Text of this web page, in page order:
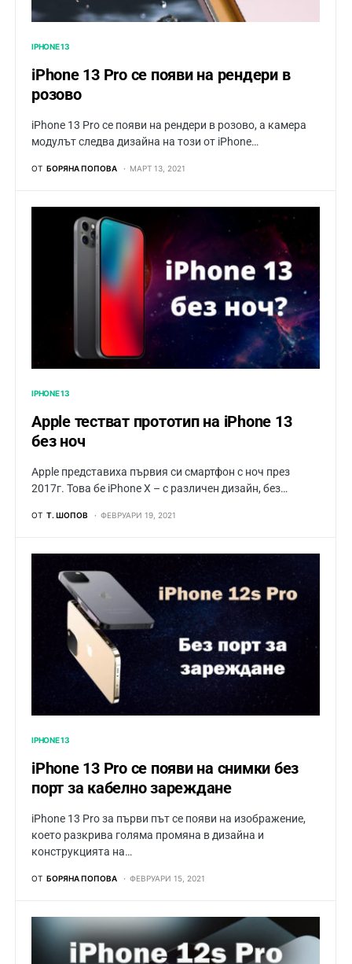
IPHONE 13
iPhone 13 Pro се появи на рендери в
розово
iPhone 13 Pro се появи на рендери в розово, а камера
модулът следва дизайна на този от iPhone…
ОТ БОРЯНА ПОПОВА МАРТ 13, 2021
IPHONE 13
Apple тестват прототип на iPhone 13
без ноч
Apple представиха първия си смартфон с ноч през
2017г. Това бе iPhone X – с различен дизайн, без…
ОТ Т. ШОПОВ ФЕВРУАРИ 19, 2021
IPHONE 13
iPhone 13 Pro се появи на снимки без
порт за кабелно зареждане
iPhone 13 Pro за първи път се появи на изображение,
което разкрива голяма промяна в дизайна и
конструкцията на…
ОТ БОРЯНА ПОПОВА ФЕВРУАРИ 15, 2021